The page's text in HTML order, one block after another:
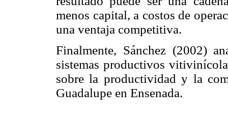
menos capital, a costos de
una ventaja competitiva.
Finalmente, Sánchez (2002)
sistemas productivos
sobre la productividad y la
Guadalupe en Ensenada.